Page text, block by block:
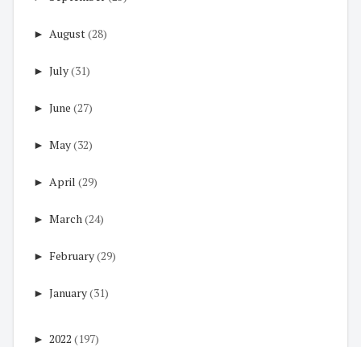
► August(28)
► July(31)
► June (27)
► May(32)
► April (29)
► March(24)
► February(29)
► January(31)
► 2022 (197)